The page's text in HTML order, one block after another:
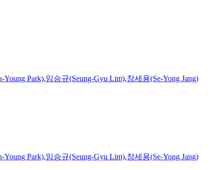
Young Park),임승규(Seung-Gyu Lim),장세용(Se-Yong Jang)
Young Park),임승규(Seung-Gyu Lim),장세용(Se-Yong Jang)